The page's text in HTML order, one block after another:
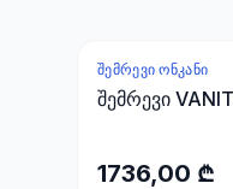
ᲨᲔᲛᲠᲔᲕᲘ ᲝᲜᲙᲐᲜᲘ
შემრევი
1736,00 ₾